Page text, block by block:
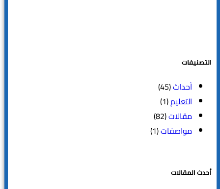
التصنيفات
أحداث(45)
التعليم(1)
مقالات(82)
مواصفات(1)
أحدث المقالات